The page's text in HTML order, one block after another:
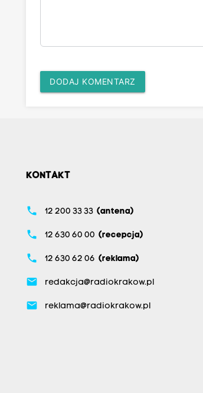
DODAJ KOMENTARZ
KONTAKT
phone 12 200 33 33 (antena)
phone 12 630 60 00 (recepcja)
phone 12 630 62 06 (reklama)
email redakcja@radiokrakow.pl
email reklama@radiokrakow.pl